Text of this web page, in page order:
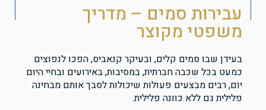
עבירות סמים – מדריך
משפטי מקוצר
בעידן שבו סמים קלים, ובעיקר קנאביס, הפכו לנפוצים
כמעט בכל שכבה חברתית, במסיבות, באירועים ובחיי היום
יום, רבים מבצעים פעולות שיכולות לסבך אותם מבחינה
פלילית גם ללא כוונה פלילית.